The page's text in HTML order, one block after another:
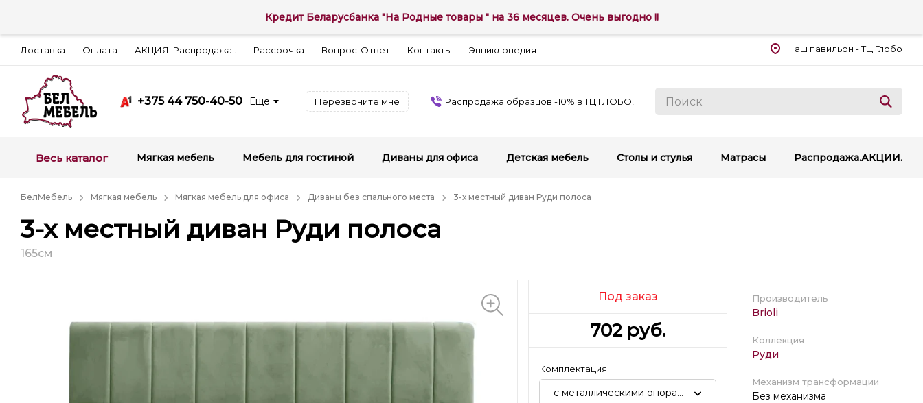
Доставка Оплата АКЦИЯ! Распродажа . Рассрочка Вопрос-Ответ Контакты Энциклопедия Наш павильон - ТЦ Глобо
+375 44 750-40-50 Еще Перезвоните мне Распродажа образцов -10% в ТЦ ГЛОБО!
Весь каталог Мягкая мебель Мебель для гостиной Диваны для офиса Детская мебель Столы и стулья Матрасы Распродажа.АКЦИИ.
БелМебель Мягкая мебель Мягкая мебель для офиса Диваны без спального места 3-х местный диван Руди полоса
3-х местный диван Руди полоса
165см
Под заказ
702 руб.
Комплектация
с металлическими опорами
Производитель
Brioli
Коллекция
Руди
Механизм трансформации
Без механизма
Кредит Беларусбанка "На Родные товары " на 36 месяцев. Очень выгодно !!